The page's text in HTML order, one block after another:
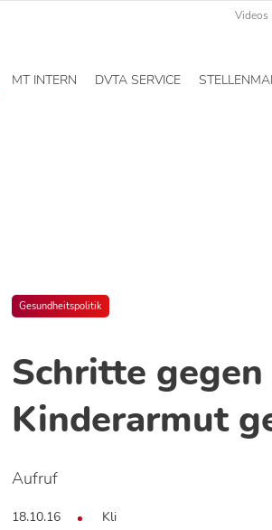
Videos
MT INTERN DVTA SERVICE
Gesundheitspolitik
Schritte gegen
Kinderarmut
Aufruf
18.10.16 Kli